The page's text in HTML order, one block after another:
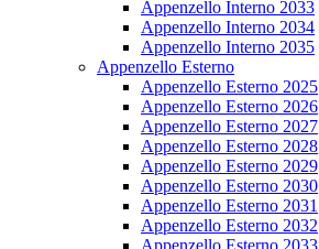
Appenzello Interno 2033
Appenzello Interno 2034
Appenzello Interno 2035
Appenzello Esterno
Appenzello Esterno 2025
Appenzello Esterno 2026
Appenzello Esterno 2027
Appenzello Esterno 2028
Appenzello Esterno 2029
Appenzello Esterno 2030
Appenzello Esterno 2031
Appenzello Esterno 2032
Appenzello Esterno 2033